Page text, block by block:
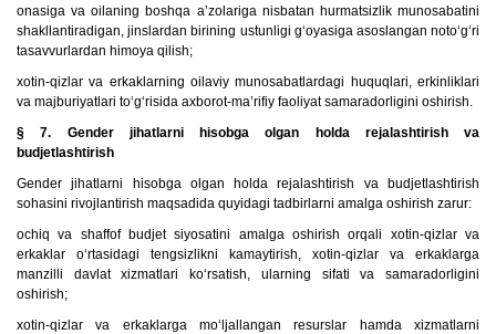
onasiga va oilaning boshqa a’zolariga nisbatan hurmatsizlik munosabatini
shakllantiradigan, jinslardan birining ustunligi g‘oyasiga asoslangan noto‘g‘ri
tasavvurlardan himoya qilish;
xotin-qizlar va erkaklarning oilaviy munosabatlardagi huquqlari, erkinliklari
va majburiyatlari to‘g‘risida axborot-ma’rifiy faoliyat samaradorligini oshirish.
§ 7. Gender jihatlarni hisobga olgan holda rejalashtirish va
budjetlashtirish
Gender jihatlarni hisobga olgan holda rejalashtirish va budjetlashtirish
sohasini rivojlantirish maqsadida quyidagi tadbirlarni amalga oshirish zarur:
ochiq va shaffof budjet siyosatini amalga oshirish orqali xotin-qizlar va
erkaklar o‘rtasidagi tengsizlikni kamaytirish, xotin-qizlar va erkaklarga
manzilli davlat xizmatlari ko‘rsatish, ularning sifati va samaradorligini
oshirish;
xotin-qizlar va erkaklarga mo‘ljallangan resurslar hamda xizmatlarni